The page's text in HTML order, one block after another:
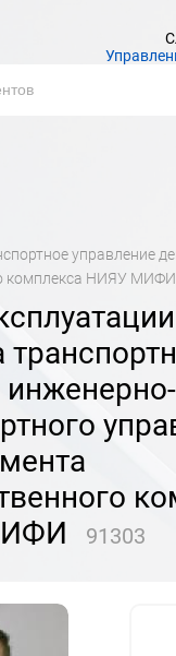
комплекса НИЯУ МИФИ
инженерно-
91303